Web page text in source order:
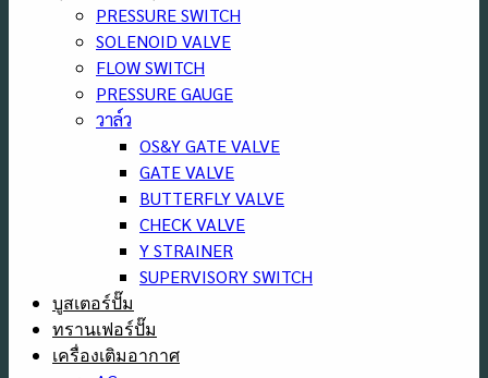
PRESSURE SWITCH
SOLENOID VALVE
FLOW SWITCH
PRESSURE GAUGE
วาล์ว
OS&Y GATE VALVE
GATE VALVE
BUTTERFLY VALVE
CHECK VALVE
Y STRAINER
SUPERVISORY SWITCH
บูสเตอร์ปั๊ม
ทรานเฟอร์ปั๊ม
เครื่องเติมอากาศ